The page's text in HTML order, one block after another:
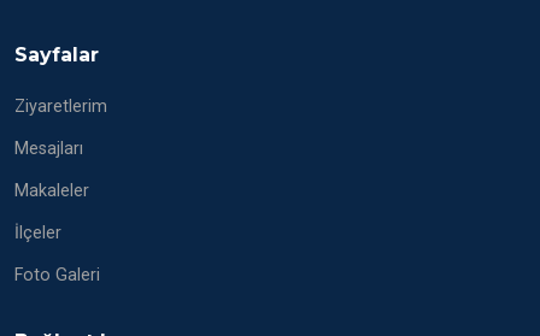
Sayfalar
Ziyaretlerim
Mesajları
Makaleler
İlçeler
Foto Galeri